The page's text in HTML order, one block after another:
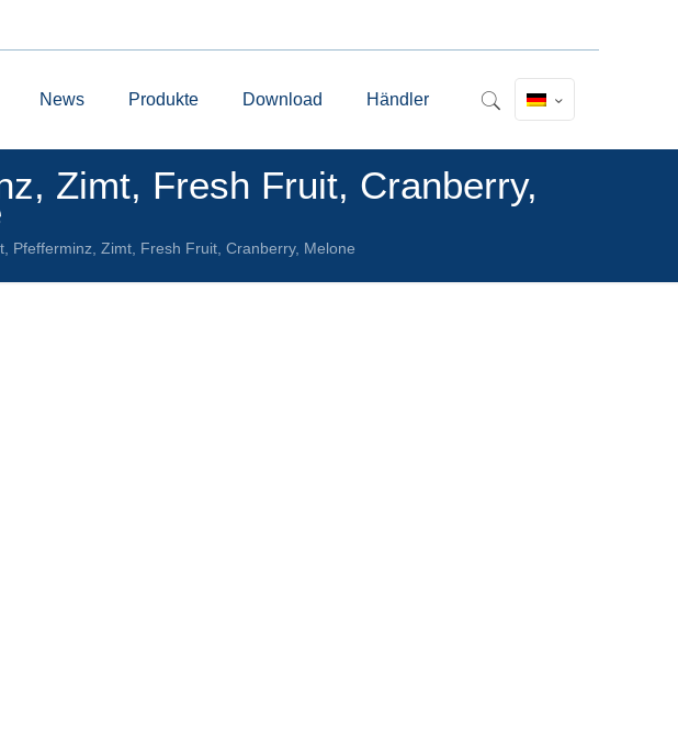
News Produkte Download Händler
Zimt, Fresh Fruit, Cranberry,
Pfefferminz, Zimt, Fresh Fruit, Cranberry, Melone